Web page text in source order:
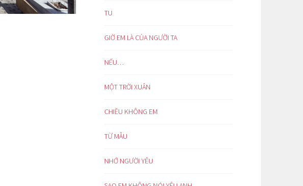
TU
GIỜ EM LÀ CỦA NGƯỜI TA
NẾU…
MỘT TRỜI XUÂN
CHIỀU KHÔNG EM
TỪ MẪU
NHỚ NGƯỜI YÊU